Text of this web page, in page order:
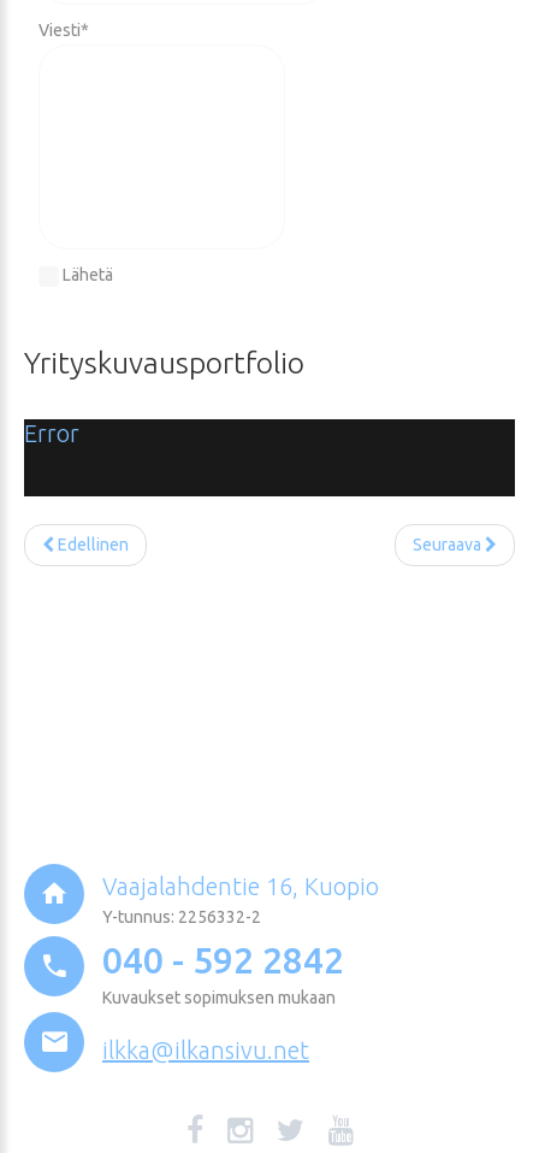
Viesti*
Lähetä
Yrityskuvausportfolio
Error
Edellinen Seuraava
Vaajalahdentie 16, Kuopio
Y-tunnus: 2256332-2
040 - 592 2842
Kuvaukset sopimuksen mukaan
ilkka@ilkansivu.net